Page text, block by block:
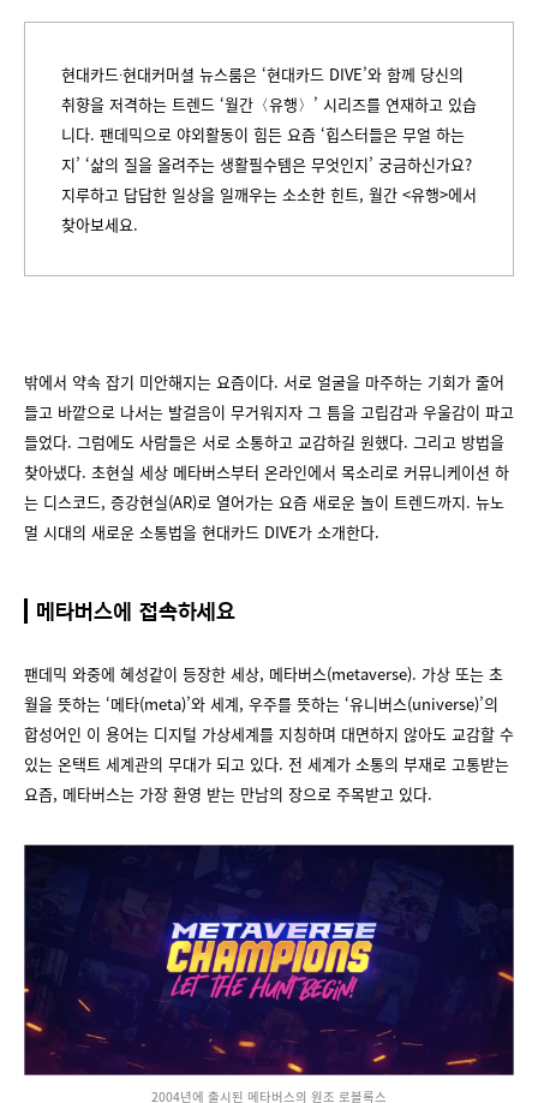
현대카드∙현대커머셜 뉴스룸은 ‘현대카드 DIVE’와 함께 당신의
취향을 저격하는 트렌드 ‘월간〈유행〉’ 시리즈를 연재하고 있습
니다. 팬데믹으로 야외활동이 힘든 요즘 ‘힙스터들은 무얼 하는
지’ ‘삶의 질을 올려주는 생활필수템은 무엇인지’ 궁금하신가요?
지루하고 답답한 일상을 일깨우는 소소한 힌트, 월간 <유행>에서
찾아보세요.
밖에서 약속 잡기 미안해지는 요즘이다. 서로 얼굴을 마주하는 기회가 줄어
들고 바깥으로 나서는 발걸음이 무거워지자 그 틈을 고립감과 우울감이 파고
들었다. 그럼에도 사람들은 서로 소통하고 교감하길 원했다. 그리고 방법을
찾아냈다. 초현실 세상 메타버스부터 온라인에서 목소리로 커뮤니케이션 하
는 디스코드, 증강현실(AR)로 열어가는 요즘 새로운 놀이 트렌드까지. 뉴노
멀 시대의 새로운 소통법을 현대카드 DIVE가 소개한다.
메타버스에 접속하세요
팬데믹 와중에 혜성같이 등장한 세상, 메타버스(metaverse). 가상 또는 초
월을 뜻하는 ‘메타(meta)’와 세계, 우주를 뜻하는 ‘유니버스(universe)’의
합성어인 이 용어는 디지털 가상세계를 지칭하며 대면하지 않아도 교감할 수
있는 온택트 세계관의 무대가 되고 있다. 전 세계가 소통의 부재로 고통받는
요즘, 메타버스는 가장 환영 받는 만남의 장으로 주목받고 있다.
2004년에 출시된 메타버스의 원조 로블록스